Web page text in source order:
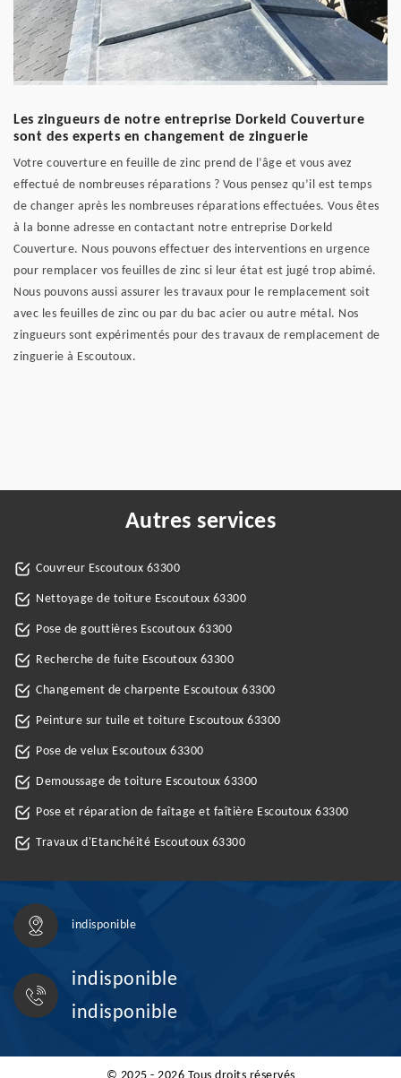
Les zingueurs de notre entreprise Dorkeld Couverture
sont des experts en changement de zinguerie
Votre couverture en feuille de zinc prend de l’âge et vous avez
effectué de nombreuses réparations ? Vous pensez qu’il est temps
de changer après les nombreuses réparations effectuées. Vous êtes
à la bonne adresse en contactant notre entreprise Dorkeld
Couverture. Nous pouvons effectuer des interventions en urgence
pour remplacer vos feuilles de zinc si leur état est jugé trop abimé.
Nous pouvons aussi assurer les travaux pour le remplacement soit
avec les feuilles de zinc ou par du bac acier ou autre métal. Nos
zingueurs sont expérimentés pour des travaux de remplacement de
zinguerie à Escoutoux.
Autres services
Couvreur Escoutoux 63300
Nettoyage de toiture Escoutoux 63300
Pose de gouttières Escoutoux 63300
Recherche de fuite Escoutoux 63300
Changement de charpente Escoutoux 63300
Peinture sur tuile et toiture Escoutoux 63300
Pose de velux Escoutoux 63300
Demoussage de toiture Escoutoux 63300
Pose et réparation de faîtage et faîtière Escoutoux 63300
Travaux d'Etanchéité Escoutoux 63300
indisponible
indisponible
indisponible